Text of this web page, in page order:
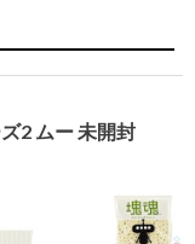
2 ムー 未開封